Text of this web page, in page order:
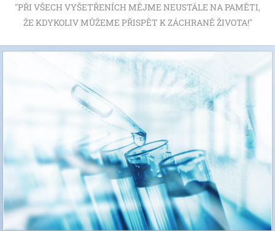
"PŘI VŠECH VYŠETŘENÍCH MĚJME NEUSTÁLE NA PAMĚTI,
ŽE KDYKOLIV MŮŽEME PŘISPĚT K ZÁCHRANĚ ŽIVOTA!"